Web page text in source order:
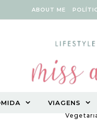
ABOUT ME
VIAGENS